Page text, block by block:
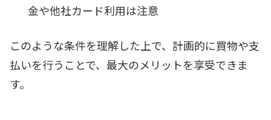
金や他社カード利用は注意
このような条件を理解した上で、計画的に買物や支
払いを行うことで、最大のメリットを享受できま
す。